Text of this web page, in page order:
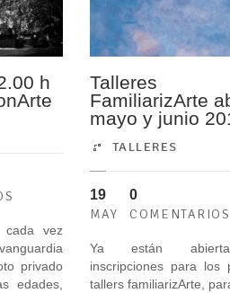
h
cada vez
privado
edades,
Talleres
FamiliarizArte
mayo y junio
TALLERES
19
MAY
0
COMENTARIOS
Ya están
inscripciones para los
tallers familiarizArte,